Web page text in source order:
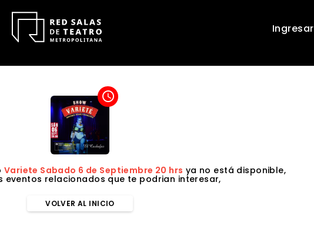
Ingresar
access_time
Variete Sabado 6 de Septiembre 20 hrs ya no está disponible,
eventos relacionados que te podrian interesar,
VOLVER AL INICIO